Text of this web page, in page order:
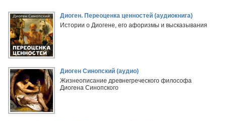
Диоген. Переоценка ценностей (аудиокнига)
Истории о Диогене, его афоризмы и высказывания
Диоген Синопский (аудио)
Жизнеописание древнегреческого философа
Диогена Синопского